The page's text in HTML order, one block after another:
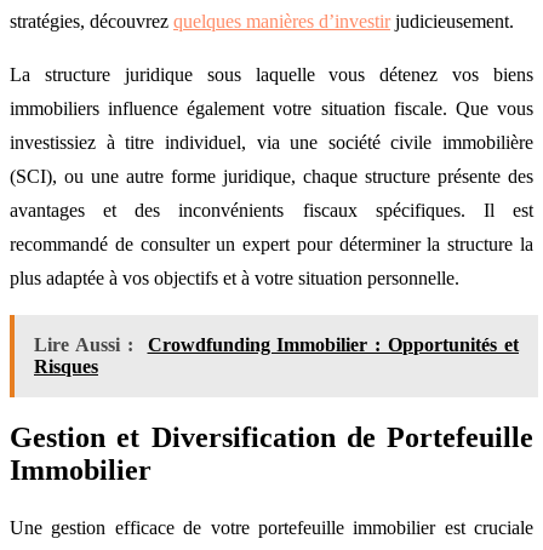
stratégies, découvrez quelques manières d’investirjudicieusement.
La structure juridique sous laquelle vous détenez vos biens
immobiliers influence également votre situation fiscale. Que vous
investissiez à titre individuel, via une société civile immobilière
(SCI), ou une autre forme juridique, chaque structure présente des
avantages et des inconvénients fiscaux spécifiques. Il est
recommandé de consulter un expert pour déterminer la structure la
plus adaptée à vos objectifs et à votre situation personnelle.
Lire Aussi :
Crowdfunding Immobilier : Opportunités et
Risques
Gestion et Diversification de Portefeuille
Immobilier
Une gestion efficace de votre portefeuille immobilier est cruciale